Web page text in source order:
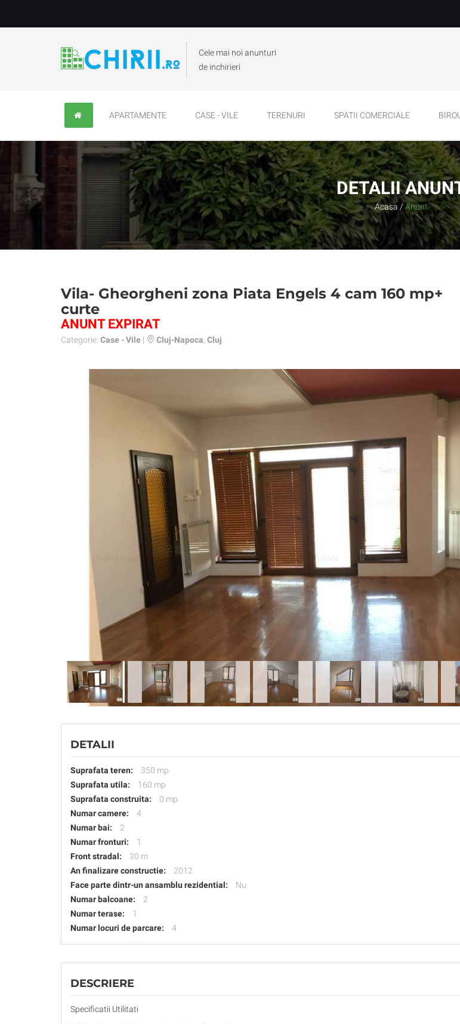
Cele mai noi anunturi
de inchirieri
APARTAMENTE CASE - VILE TERENURI SPATII COMERCIALE
DETALII
Acasa / Anunt
Vila- Gheorgheni zona Piata Engels 4 cam 160 mp+
curte
ANUNT EXPIRAT
Categorie: Case - Vile | Cluj-Napoca Cluj
DETALII
Suprafata teren:
350 mp
Suprafata utila:
160 mp
Suprafata construita:
0 mp
Numar camere:
4
Numar bai:
2
Numar fronturi:
1
Front stradal:
30 m
An finalizare constructie:
2012
Face parte dintr-un ansamblu rezidential:
Nu
Numar balcoane:
2
Numar terase:
1
Numar locuri de parcare:
4
DESCRIERE
Specificatii Utilitati